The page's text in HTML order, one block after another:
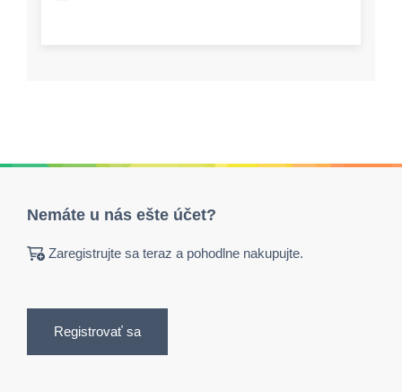
Nemáte u nás ešte účet?
Zaregistrujte sa teraz a pohodlne nakupujte.
Registrovať sa